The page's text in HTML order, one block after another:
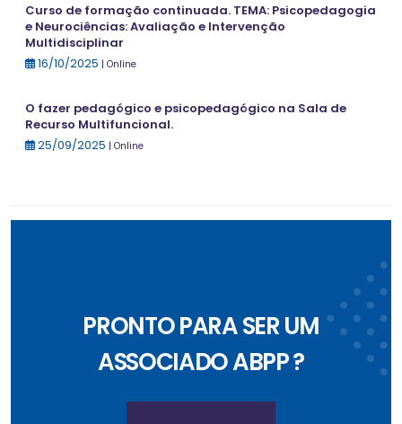
Curso de formação continuada. TEMA: Psicopedagogia
e Neurociências: Avaliação e Intervenção
Multidisciplinar
16/10/2025 | Online
O fazer pedagógico e psicopedagógico na Sala de
Recurso Multifuncional.
25/09/2025 | Online
PRONTO PARA SER UM
ASSOCIADO ABPP ?